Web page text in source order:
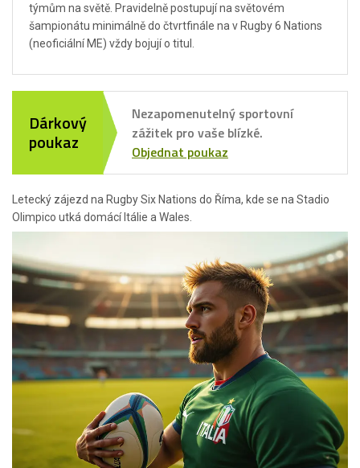
Letecký zájezd na Rugby Six Nations do Říma, kde se na Stadio
Olimpico utká domácí Itálie a Wales.
týmům na světě. Pravidelně postupují na světovém
šampionátu minimálně do čtvrtfinále na v Rugby 6 Nations
(neoficiální ME) vždy bojují o titul.
Dárkový
poukaz
Nezapomenutelný sportovní
zážitek pro vaše blízké.
Objednat poukaz